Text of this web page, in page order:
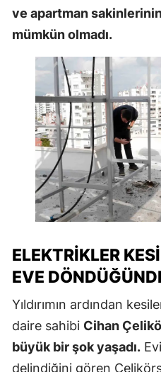
ve apartman
mümkün olmadı.
ELEKTRIKLER
EVE
Yıldırımın ardından
daire sahibi Cihan
büyük bir şok yaşadı.
delindiğini gören